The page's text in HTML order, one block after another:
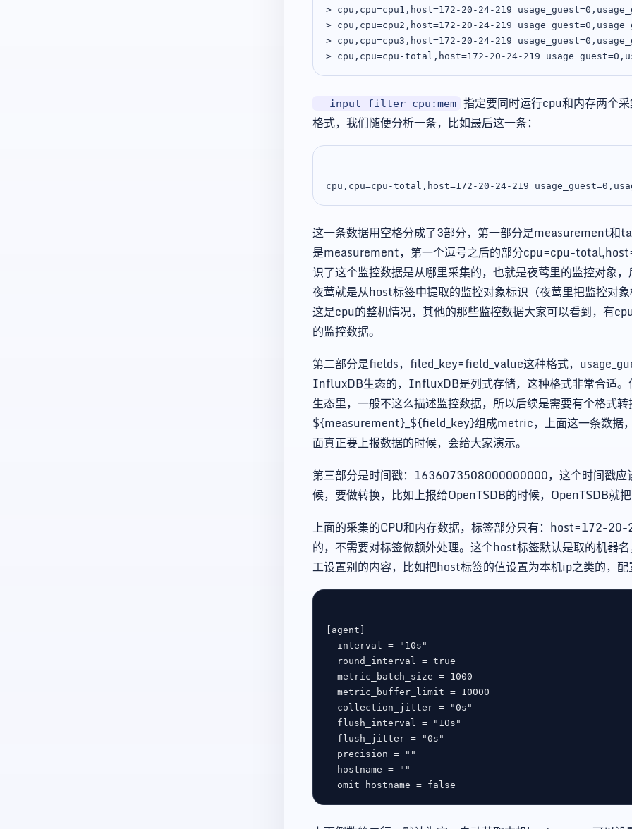
> cpu,cpu=cpu1,host=172-20-24-219
> cpu,cpu=cpu2,host=172-20-24-219
> cpu,cpu=cpu3,host=172-20-24-219
--input-filter cpu:mem 指定要同时运行cpu和内存两个
格式，我们随便分析一条，比如最后这一条：
这一条数据用空格分成了3部分，第一部分是measurement和
是measurement，第一个逗号之后的部分cpu=cpu-
识了这个监控数据是从哪里采集的，也就是夜莺里的监控对象
夜莺就是从host标签中提取的监控对象标识（夜莺里把监控
这是cpu的整机情况，其他的那些监控数据大家可以看到，有
的监控数据。
第二部分是fields，filed_key=field_value这种格式，
InfluxDB生态的，InfluxDB是列式存储，这种格式非常合适
生态里，一般不这么描述监控数据，所以后续是需要有个格式
${measurement}_${field_key}组成metric，上面这一条数据
面真正要上报数据的时候，会给大家演示。
第三部分是时间戳：1636073508000000000，这个时间戳应
候，要做转换，比如上报给OpenTSDB的时候，OpenTSDB就
上面的采集的CPU和内存数据，标签部分只有：host=172-
的，不需要对标签做额外处理。这个host标签默认是取的机器
工设置别的内容，比如把host标签的值设置为本机ip之类的，配
agent
interval =
"10s"
round_interval = true
metric_batch_size = 1000
metric_buffer_limit = 10000
collection_jitter =
"0s"
flush_interval =
"10s"
flush_jitter =
"0s"
precision =
""
hostname =
""
omit_hostname = false